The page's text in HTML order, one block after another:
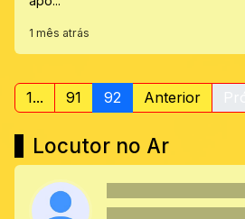
1 mês atrás
1... 91 92 Anterior
Locutor no Ar